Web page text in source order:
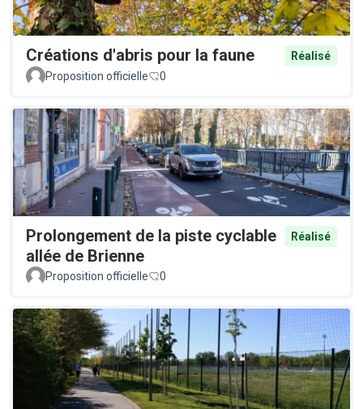
Créations d'abris pour la faune
Réalisé
Proposition officielle
0
Prolongement de la piste cyclable
allée de Brienne
Réalisé
Proposition officielle 0